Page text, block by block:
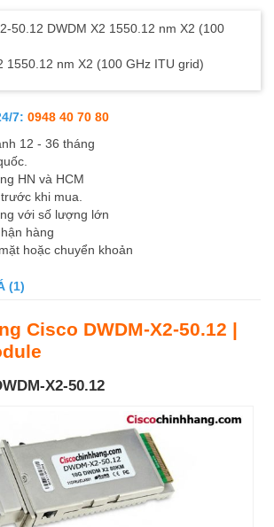
50.12 DWDM X2 1550.12 nm X2 (100
1550.12 nm X2 (100 GHz ITU grid)
7: 0948 40 70 80
12 - 36 tháng
HN và HCM
khi mua.
với số lượng lớn
hàng
hoặc chuyển khoản
(1)
Cisco DWDM-X2-50.12 |
X2-50.12